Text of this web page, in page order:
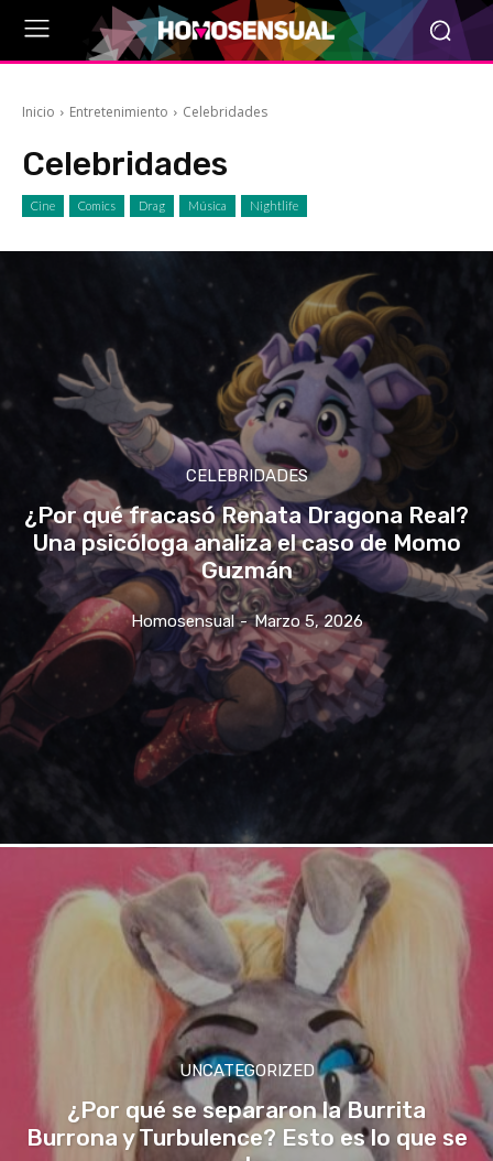
Inicio Entretenimiento Celebridades
Celebridades
Cine Comics Drag Música Nightlife
CELEBRIDADES
¿Por qué fracasó Renata Dragona Real?
Una psicóloga analiza el caso de Momo
Guzmán
Homosensual - Marzo 5, 2026
UNCATEGORIZED
¿Por qué se separaron la Burrita
Burrona y Turbulence? Esto es lo que se